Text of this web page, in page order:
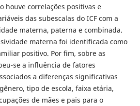
houve correlações positivas e
das subescalas do ICF com a
materna, paterna e combinada.
materna foi identificada como
positivo. Por fim, sobre as
se a influência de fatores
a diferenças significativas
tipo de escola, faixa etária,
de mães e pais para o